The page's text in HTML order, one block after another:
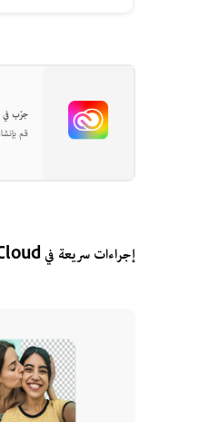
جرّب في
قم
إجراءات سريعة في Creative Cloud